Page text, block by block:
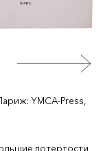
YMCA-Press,
потертости